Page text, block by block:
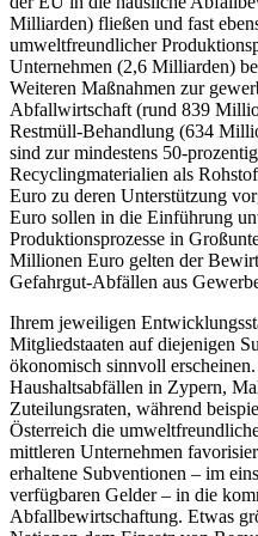
Milliarden) fließen und fast
umweltfreundlicher
Unternehmen (2,6 Milliarden)
Weiteren Maßnahmen zur
Abfallwirtschaft (rund 839
Restmüll-Behandlung (634
sind zur mindestens 50-
Recyclingmaterialien als
Euro zu deren Unterstützung
Euro sollen in die Einführung
Produktionsprozesse in
Millionen Euro gelten der
Gefahrgut-Abfällen aus
Ihrem jeweiligen
Mitgliedstaaten auf diejenigen
ökonomisch sinnvoll
Haushaltsabfällen in Zypern,
Zuteilungsraten, während
Österreich die
mittleren Unternehmen
erhaltene Subventionen – im
verfügbaren Gelder – in die
Abfallbewirtschaftung. Etwas